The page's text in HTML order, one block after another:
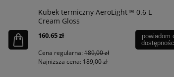
Kubek termiczny AeroLight™ 0.6 L
Cream Gloss
160,65 zł
Cena regularna:189,00 zł
Najniższa cena:189,00 zł
powiadom o
dostępności